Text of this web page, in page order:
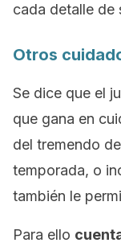
cada detalle de
Otros
Se dice que el
que gana en
del tremendo
temporada, o
también le
Para ello